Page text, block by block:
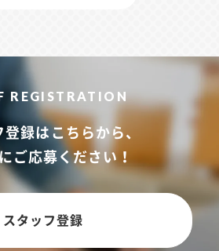
REGISTRATION
登録はこちらから、
ご応募ください！
スタッフ登録